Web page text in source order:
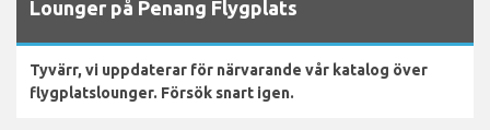
Lounger på Penang Flygplats
Tyvärr, vi uppdaterar för närvarande vår katalog över
flygplatslounger. Försök snart igen.